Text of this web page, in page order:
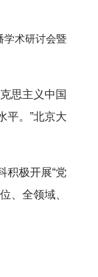
学术研讨会暨
思主义中国
平。”北京大
积极开展“党
、全领域、